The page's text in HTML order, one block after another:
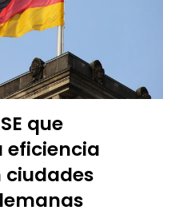
que
eficiencia